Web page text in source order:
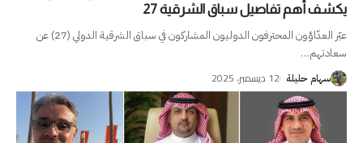
يكشف أهم تفاصيل سباق الشرقية 27
عبّر العدّاؤون المحترفون الدوليون المشاركون في سباق الشرقية الدولي (27) عن
سعادتهم…
سهام حليلة 12 ديسمبر، 2025